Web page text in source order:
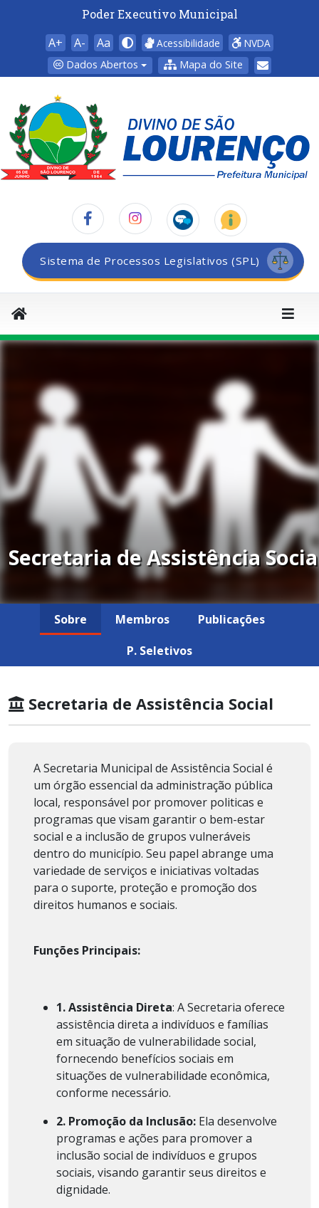
Poder Executivo Municipal
A+ A- Aa Acessibilidade
NVDA
Dados Abertos
Mapa do Site
Sistema de Processos Legislativos (SPL)
Secretaria de Assistência
Sobre Membros
Publicações
P. Seletivos
Secretaria de Assistência Social
A Secretaria Municipal de Assistência Social é
um órgão essencial da administração pública
local, responsável por promover politicas e
programas que visam garantir o bem-estar
social e a inclusão de grupos vulneráveis
dentro do município. Seu papel abrange uma
variedade de serviços e iniciativas voltadas
para o suporte, proteção e promoção dos
direitos humanos e sociais.
Funções Principais:
1. Assistência Direta: A Secretaria oferece
assistência direta a indivíduos e famílias
em situação de vulnerabilidade social,
fornecendo benefícios sociais em
situações de vulnerabilidade econômica,
conforme necessário.
2. Promoção da Inclusão: Ela desenvolve
programas e ações para promover a
inclusão social de indivíduos e grupos
sociais, visando garantir seus direitos e
dignidade.